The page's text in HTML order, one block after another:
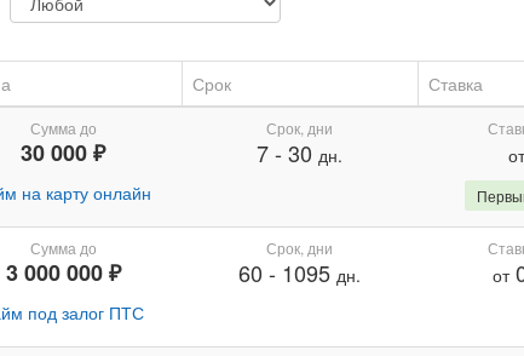
Срок Ставка
Сумма до
30 000 ₽
на карту онлайн
Срок, дни
7- 30 дн. от
Сумма до
3 000 000 ₽
под залог ПТС
Срок, дни
60 - 1095 дн. от